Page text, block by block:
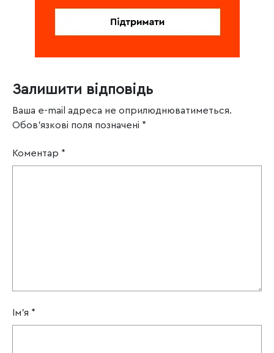
Залишити відповідь
Ваша e-mail адреса не оприлюднюватиметься.
Обов’язкові поля позначені *
Коментар *
Ім'я *